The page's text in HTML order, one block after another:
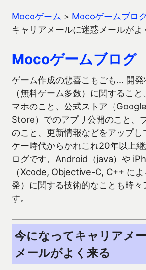
Mocoゲーム > Mocoゲームブロ
キャリアメールに迷惑メールがよ
Mocoゲームブログ
ゲーム作成の悲喜こもごも… 開発
（無料ゲーム多数）に関するこ
マホのこと、公式ストア（
Store）でのアプリ公開のこと、
のこと、更新情報などをアップし
ケー時代からかれこれ20年以上
ログです。Android（java）や
（Xcode, Objective-C, C++ に
発）に関する技術的なことも時々
す。
今になってキャリアメ
メールがよく来る